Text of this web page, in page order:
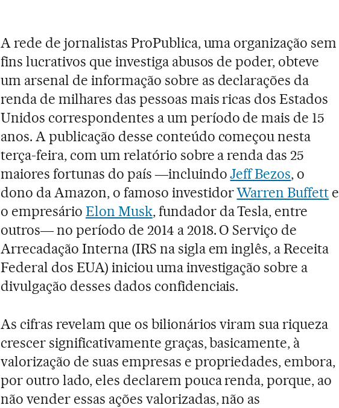
A rede de jornalistas ProPublica, uma organização sem
fins lucrativos que investiga abusos de poder, obteve
um arsenal de informação sobre as declarações da
renda de milhares das pessoas mais ricas dos Estados
Unidos correspondentes a um período de mais de 15
anos. A publicação desse conteúdo começou nesta
terça-feira, com um relatório sobre a renda das 25
maiores fortunas do país ―incluindoJeff Bezos, o
dono da Amazon, o famoso investidorWarren Buffett e
o empresário Elon Musk, fundador da Tesla, entre
outros― no período de 2014 a 2018. O Serviço de
Arrecadação Interna (IRS na sigla em inglês, a Receita
Federal dos EUA) iniciou uma investigação sobre a
divulgação desses dados confidenciais.
As cifras revelam que os bilionários viram sua riqueza
crescer significativamente graças, basicamente, à
valorização de suas empresas e propriedades, embora,
por outro lado, eles declarem pouca renda, porque, ao
não vender essas ações valorizadas, não as